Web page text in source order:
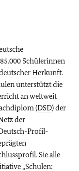
Schülerinnen
Herkunft.
unterstützt die
an weltweit
(DSD) der
der
Profil-
Sie alle
„Schulen: